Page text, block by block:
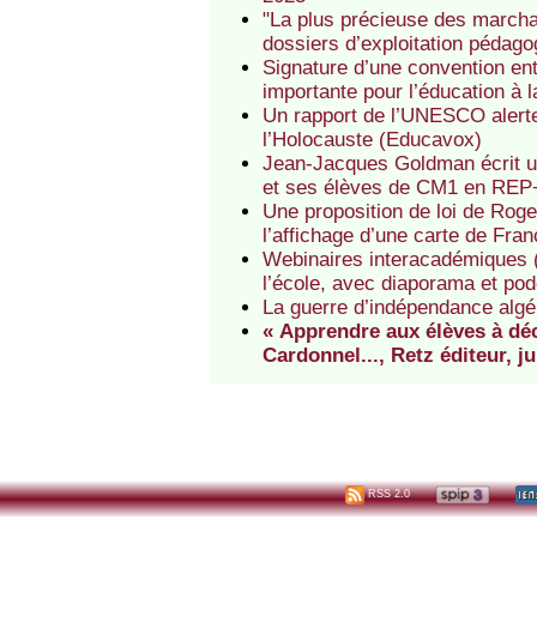
"La plus précieuse des
dossiers d’exploitation
Signature d’une convention
importante pour l’éducation à
Un rapport de l’UNESCO
l’Holocauste (Educavox)
Jean-Jacques Goldman écrit
et ses élèves de CM1 en
Une proposition de loi de
l’affichage d’une carte de
Webinaires
l’école, avec diaporama et
La guerre d’indépendance
« Apprendre aux élèves à
Cardonnel..., Retz éditeur,
RSS 2.0